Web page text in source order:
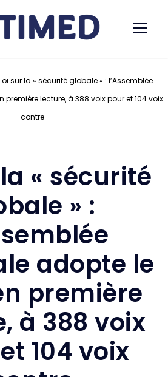
sur la « sécurité globale » : l’Assemblée
lecture, à 388 voix pour et 104 voix
contre
« sécurité
» :
adopte le
première
à 388 voix
104 voix